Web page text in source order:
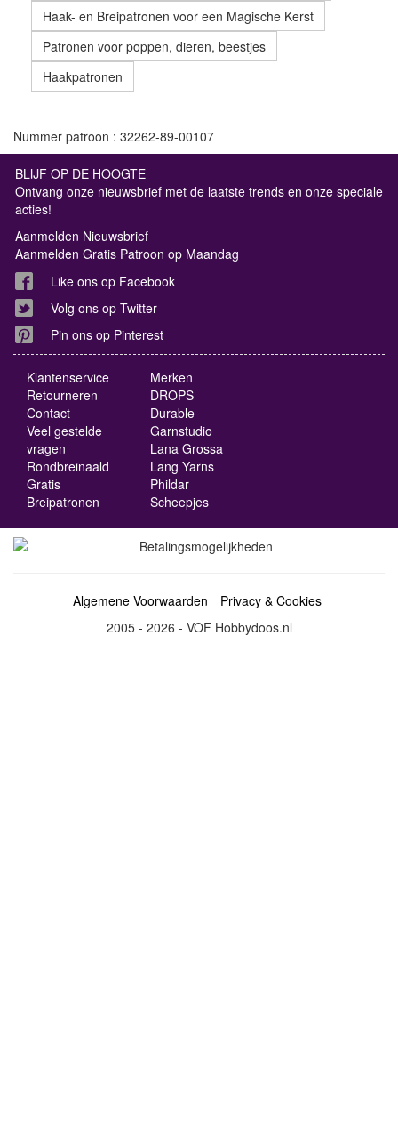
Haak- en Breipatronen voor een Magische Kerst
Patronen voor poppen, dieren, beestjes
Haakpatronen
Nummer patroon : 32262-89-00107
BLIJF OP DE HOOGTE
Ontvang onze nieuwsbrief met de laatste trends en onze speciale
acties!
Aanmelden Nieuwsbrief
Aanmelden Gratis Patroon op Maandag
Like ons op Facebook
Volg ons op Twitter
Pin ons op Pinterest
Klantenservice
Retourneren
Contact
Veel gestelde
vragen
Rondbreinaald
Gratis
Breipatronen
Merken
DROPS
Durable
Garnstudio
Lana Grossa
Lang Yarns
Phildar
Scheepjes
Algemene Voorwaarden
Privacy & Cookies
2005 - 2026 - VOF Hobbydoos.nl